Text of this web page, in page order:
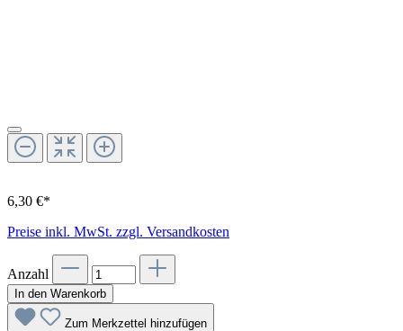
6,30 €*
Preise inkl. MwSt. zzgl. Versandkosten
Anzahl
In den Warenkorb
Zum Merkzettel hinzufügen